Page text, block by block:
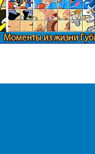
Моменты из жизни